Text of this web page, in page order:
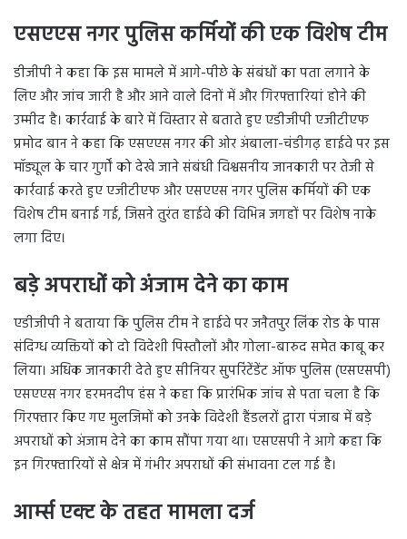
एसएएस नगर पुलिस कर्मियों की एक विशेष टीम
डीजीपी ने कहा कि इस मामले में आगे-पीछे के संबंधों का पता लगाने के
लिए और जांच जारी है और आने वाले दिनों में और गिरफ्तारियां होने की
उम्मीद है। कार्रवाई के बारे में विस्तार से बताते हुए एडीजीपी एजीटीएफ
प्रमोद बान ने कहा कि एसएएस नगर की ओर अंबाला-चंडीगढ़ हाईवे पर इस
मॉड्यूल के चार गुर्गों को देखे जाने संबंधी विश्वसनीय जानकारी पर तेजी से
कार्रवाई करते हुए एजीटीएफ और एसएएस नगर पुलिस कर्मियों की एक
विशेष टीम बनाई गई, जिसने तुरंत हाईवे की विभिन्न जगहों पर विशेष नाके
लगा दिए।
बड़े अपराधों को अंजाम देने का काम
एडीजीपी ने बताया कि पुलिस टीम ने हाईवे पर जनैतपुर लिंक रोड के पास
संदिग्ध व्यक्तियों को दो विदेशी पिस्तौलों और गोला-बारुद समेत काबू कर
लिया। अधिक जानकारी देते हुए सीनियर सुपरिंटेंडेंट ऑफ पुलिस (एसएसपी)
एसएएस नगर हरमनदीप हंस ने कहा कि प्रारंभिक जांच से पता चला है कि
गिरफ्तार किए गए मुलजिमों को उनके विदेशी हैंडलरों द्वारा पंजाब में बड़े
अपराधों को अंजाम देने का काम सौंपा गया था। एसएसपी ने आगे कहा कि
इन गिरफ्तारियों से क्षेत्र में गंभीर अपराधों की संभावना टल गई है।
आर्म्स एक्ट के तहत मामला दर्ज